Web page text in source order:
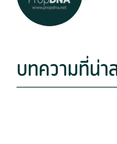
บทความที่น่า